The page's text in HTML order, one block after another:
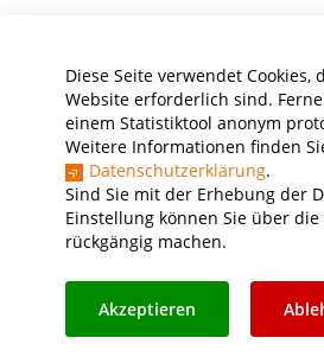
Diese Seite verwendet
Website erforderlich sind.
einem Statistiktool anonym
Weitere Informationen finden
Datenschutzerklärung.
Sind Sie mit der Erhebung der
Einstellung können Sie über
rückgängig machen.
Akzeptieren